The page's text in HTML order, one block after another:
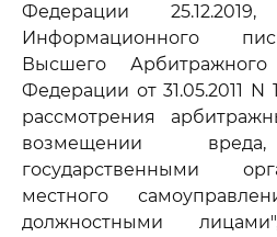
Федерации
Информационного
Высшего
Федерации от 31.05.2011
рассмотрения
возмещении
государственными
местного
должностными